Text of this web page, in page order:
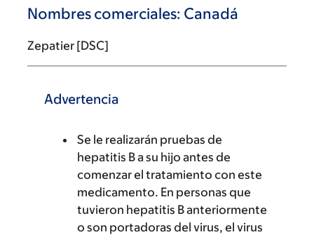
Nombres comerciales: Canadá
Zepatier [DSC]
Advertencia
Se le realizarán pruebas de
hepatitis B a su hijo antes de
comenzar el tratamiento con este
medicamento. En personas que
tuvieron hepatitis B anteriormente
o son portadoras del virus, el virus